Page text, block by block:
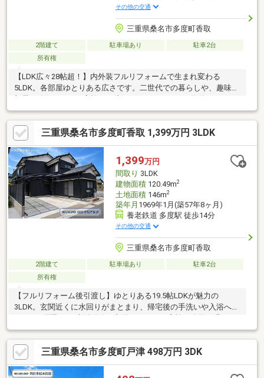
その他の交通
三重県桑名市多度町香取
2階建て 駐車場あり
駐車2台
所有権
【LDK広々28帖超！】内外装フルリフォームで生まれ変わる
5LDK。各部屋ゆとりある広さです。二世代での暮らしや、趣味の
部屋を確保したいご家族にも注目していただきたい物件です！
三重県桑名市多度町香取 1,399万円 3LDK
1,399万円
間取り 3LDK
建物面積120.49m2
土地面積146m2
築年月 1969年1月(築57年8ヶ月)
養老鉄道 多度駅 徒歩14分
その他の交通
三重県桑名市多度町香取
2階建て 駐車場あり
駐車2台
所有権
【フルリフォーム後引渡し】ゆとりある19.5帖LDKが魅力の
3LDK。玄関近くに水回りがまとまり、帰宅後の手洗いや入浴へ移
やすいです♪
三重県桑名市多度町戸津 498万円 3DK